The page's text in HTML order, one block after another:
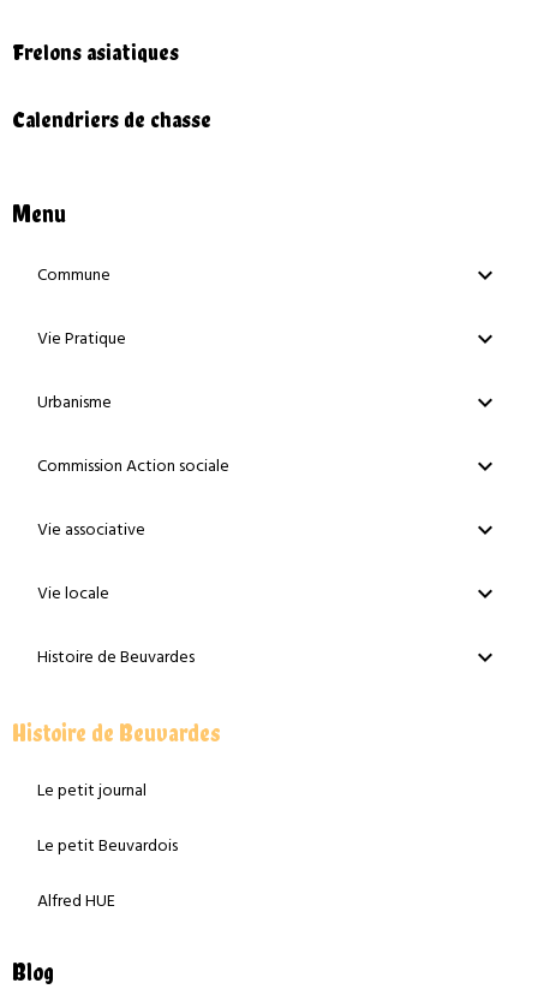
Frelons asiatiques
Calendriers de chasse
Menu
Commune
Vie Pratique
Urbanisme
Commission Action sociale
Vie associative
Vie locale
Histoire de Beuvardes
Histoire de Beuvardes
Le petit journal
Le petit Beuvardois
Alfred HUE
Blog